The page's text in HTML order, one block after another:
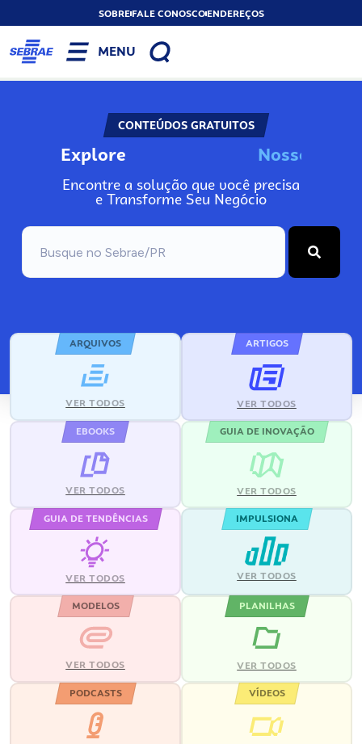
SOBREFALE CONOSCOENDEREÇOS
MENU
CONTEÚDOS GRATUITOS
Explore Nos
Encontre a solução que você precisa
e Transforme Seu Negócio
ARQUIVOS
VER TODOS
ARTIGOS
VER TODOS
EBOOKS
VER TODOS
GUIA DE INOVAÇÃO
VER TODOS
GUIA DE TENDÊNCIAS
VER TODOS
IMPULSIONA
VER TODOS
MODELOS
VER TODOS
PLANILHAS
VER TODOS
PODCASTS VÍDEOS